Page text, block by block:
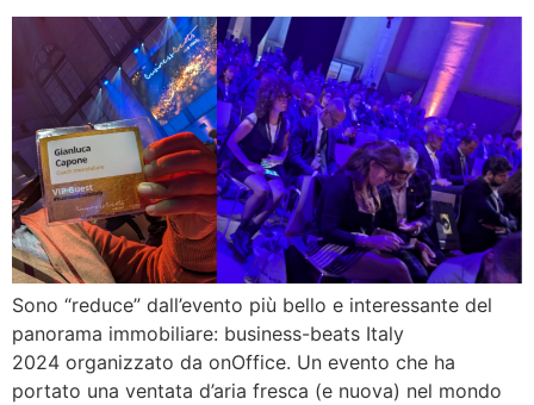
Sono “reduce” dall’evento più bello e interessante del
panorama immobiliare: business-beats Italy
2024 organizzato da onOffice. Un evento che ha
portato una ventata d’aria fresca (e nuova) nel mondo